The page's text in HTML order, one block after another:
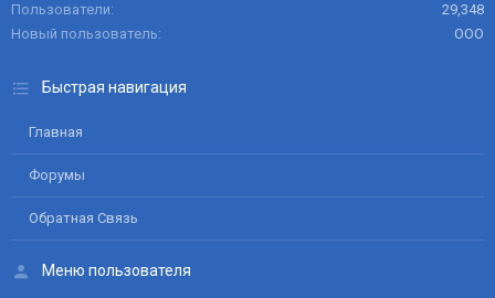
Пользователи
29,348
Новый пользователь
ООО
Быстрая навигация
Главная
Форумы
Обратная Связь
Меню пользователя